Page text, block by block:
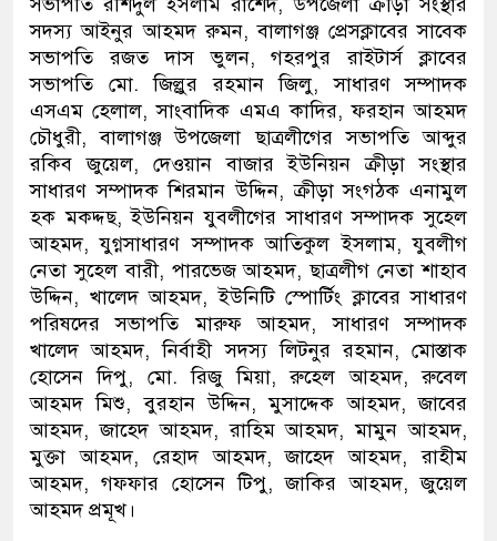
সদস্য আইনুর আহমদ রুমন, বালাগঞ্জ প্রেসক্লাবের সাবেক
সভাপতি রজত দাস ভুলন, গহরপুর রাইটার্স ক্লাবের
সভাপতি মো. জিল্লুর রহমান জিলু, সাধারণ সম্পাদক
এসএম হেলাল, সাংবাদিক এমএ কাদির, ফরহান আহমদ
চৌধুরী, বালাগঞ্জ উপজেলা ছাত্রলীগের সভাপতি আব্দুর
রকিব জুয়েল, দেওয়ান বাজার ইউনিয়ন ক্রীড়া সংস্থার
সাধারণ সম্পাদক শিরমান উদ্দিন, ক্রীড়া সংগঠক এনামুল
হক মকদ্দছ, ইউনিয়ন যুবলীগের সাধারণ সম্পাদক সুহেল
আহমদ, যুগ্নসাধারণ সম্পাদক আতিকুল ইসলাম, যুবলীগ
নেতা সুহেল বারী, পারভেজ আহমদ, ছাত্রলীগ নেতা শাহাব
উদ্দিন, খালেদ আহমদ, ইউনিটি স্পোর্টিং ক্লাবের সাধারণ
পরিষদের সভাপতি মারুফ আহমদ, সাধারণ সম্পাদক
খালেদ আহমদ, নির্বাহী সদস্য লিটনুর রহমান, মোস্তাক
হোসেন দিপু, মো. রিজু মিয়া, রুহেল আহমদ, রুবেল
আহমদ মিশু, বুরহান উদ্দিন, মুসাদ্দেক আহমদ, জাবের
আহমদ, জাহেদ আহমদ, রাহিম আহমদ, মামুন আহমদ,
মুক্তা আহমদ, রেহাদ আহমদ, জাহেদ আহমদ, রাহীম
আহমদ, গফফার হোসেন টিপু, জাকির আহমদ, জুয়েল
আহমদ প্রমূখ।